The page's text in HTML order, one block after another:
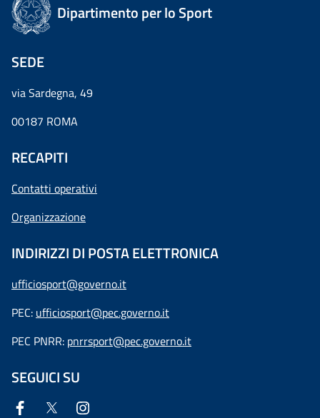
Dipartimento per lo Sport
SEDE
via Sardegna, 49
00187 ROMA
RECAPITI
Contatti operativi
Organizzazione
INDIRIZZI DI POSTA ELETTRONICA
ufficiosport@governo.it
PEC: ufficiosport@pec.governo.it
PEC PNRR: pnrrsport@pec.governo.it
SEGUICI SU